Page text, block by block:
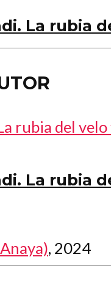
La rubia
La rubia
, 2024